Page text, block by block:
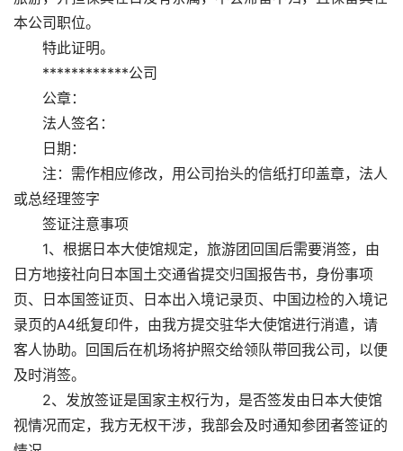
本公司职位。
特此证明。
************公司
公章：
法人签名：
日期：
注：需作相应修改，用公司抬头的信纸打印盖章，法人
或总经理签字
签证注意事项
1、根据日本大使馆规定，旅游团回国后需要消签，由
日方地接社向日本国土交通省提交归国报告书，身份事项
页、日本国签证页、日本出入境记录页、中国边检的入境记
录页的A4纸复印件，由我方提交驻华大使馆进行消遣，请
客人协助。回国后在机场将护照交给领队带回我公司，以便
及时消签。
2、发放签证是国家主权行为，是否签发由日本大使馆
视情况而定，我方无权干涉，我部会及时通知参团者签证的